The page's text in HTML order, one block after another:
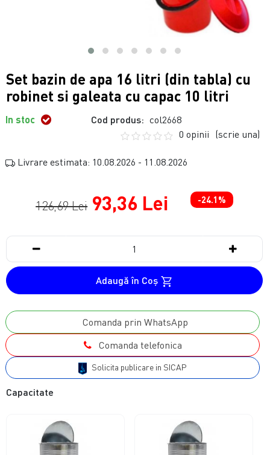
Set bazin de apa 16 litri (din tabla) cu
robinet si galeata cu capac 10 litri
In stoc Cod produs: col2668
0 opinii (scrie una)
Livrare estimata: 10.08.2026 - 11.08.2026
126,69 Lei 93,36 Lei -24.1%
Adaugă în Coş
Comanda prin WhatsApp
Comanda telefonica
Solicita publicare in SICAP
Capacitate